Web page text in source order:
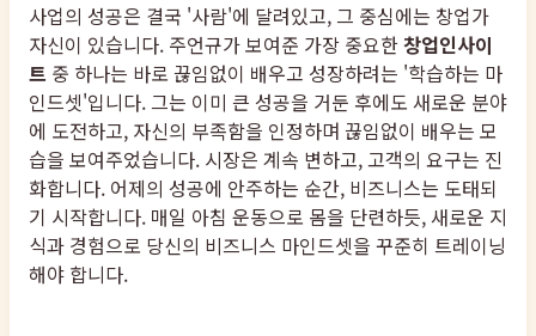
사업의 성공은 결국 '사람'에 달려있고, 그 중심에는 창업가
자신이 있습니다. 주언규가 보여준 가장 중요한 창업인사이
트 중 하나는 바로 끊임없이 배우고 성장하려는 '학습하는 마
인드셋'입니다. 그는 이미 큰 성공을 거둔 후에도 새로운 분야
에 도전하고, 자신의 부족함을 인정하며 끊임없이 배우는 모
습을 보여주었습니다. 시장은 계속 변하고, 고객의 요구는 진
화합니다. 어제의 성공에 안주하는 순간, 비즈니스는 도태되
기 시작합니다. 매일 아침 운동으로 몸을 단련하듯, 새로운 지
식과 경험으로 당신의 비즈니스 마인드셋을 꾸준히 트레이닝
해야 합니다.